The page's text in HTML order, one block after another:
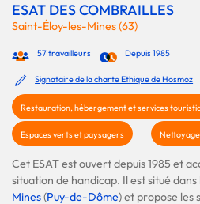
ESAT DES COMBRAILLES
Saint-Éloy-les-Mines (63)
57 travailleurs Depuis 1985
Signataire de la charte Ethique de Hosmoz
Restauration, hébergement et services
Espaces verts et paysagers
Cet ESAT est ouvert depuis 1985 et
situation de handicap. Il est situé dans
Mines(Puy-de-Dôme) et propose les